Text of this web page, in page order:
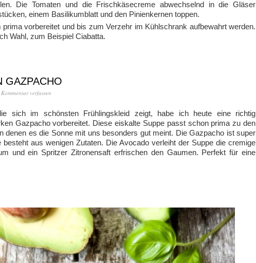
Die Tomaten und die Frischkäsecreme abwechselnd in die Gläser
einem Basilikumblatt und den Pinienkernen toppen.
prima vorbereitet und bis zum Verzehr im Kühlschrank aufbewahrt werden.
Wahl, zum Beispiel Ciabatta.
GAZPACHO
Kommentar verfassen
sich im schönsten Frühlingskleid zeigt, habe ich heute eine richtig
Gazpacho vorbereitet. Diese eiskalte Suppe passt schon prima zu den
denen es die Sonne mit uns besonders gut meint. Die Gazpacho ist super
aus wenigen Zutaten. Die Avocado verleiht der Suppe die cremige
und ein Spritzer Zitronensaft erfrischen den Gaumen. Perfekt für eine